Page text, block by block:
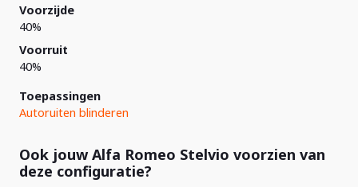
Voorzijde
40%
Voorruit
40%
Toepassingen
Autoruiten blinderen
Ook jouw Alfa Romeo Stelvio voorzien van
deze configuratie?